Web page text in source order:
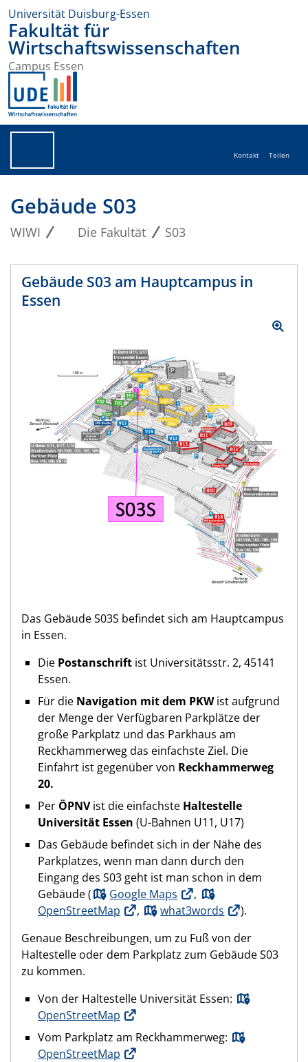
Universität Duisburg-Essen
Fakultät für
Wirtschaftswissenschaften
Campus Essen
Kontakt Teilen
Gebäude S03
WIWI Die Fakultät S03
Gebäude S03 am Hauptcampus in
Essen
Das Gebäude S03S befindet sich am Hauptcampus
in Essen.
Die Postanschrift ist Universitätsstr. 2, 45141
Essen.
Für die Navigation mit dem PKWist aufgrund
der Menge der Verfügbaren Parkplätze der
große Parkplatz und das Parkhaus am
Reckhammerweg das einfachste Ziel. Die
Einfahrt ist gegenüber von Reckhammerweg
20.
Per ÖPNVist die einfachste Haltestelle
Universität Essen (U-Bahnen U11, U17)
Das Gebäude befindet sich in der Nähe des
Parkplatzes, wenn man dann durch den
Eingang des S03 geht ist man schon in dem
Gebäude (
Google Maps
,
OpenStreetMap
, what3words
).
Genaue Beschreibungen, um zu Fuß von der
Haltestelle oder dem Parkplatz zum Gebäude S03
zu kommen.
Von der Haltestelle Universität Essen:
OpenStreetMap
Vom Parkplatz am Reckhammerweg:
OpenStreetMap